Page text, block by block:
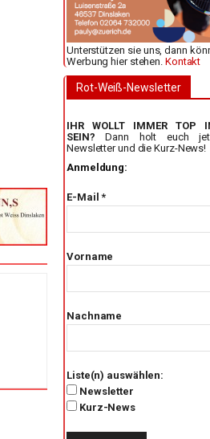
Unterstützen sie uns, dann
Werbung hier stehen. Kontakt
Rot-Weiß-Newsletter
IHR WOLLT IMMER TOP
SEIN? Dann holt euch
Newsletter und die Kurz-News!
Anmeldung:
E-Mail*
Vorname
Nachname
Liste(n) auswählen:
Newsletter
Kurz-News